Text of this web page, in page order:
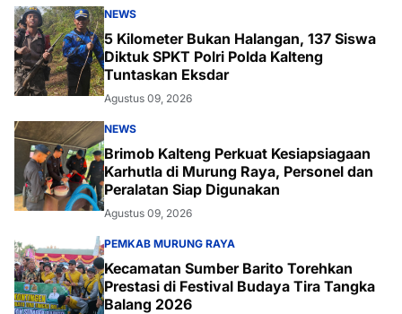
NEWS
5 Kilometer Bukan Halangan, 137 Siswa
Diktuk SPKT Polri Polda Kalteng
Tuntaskan Eksdar
Agustus 09, 2026
NEWS
Brimob Kalteng Perkuat Kesiapsiagaan
Karhutla di Murung Raya, Personel dan
Peralatan Siap Digunakan
Agustus 09, 2026
PEMKAB MURUNG RAYA
Kecamatan Sumber Barito Torehkan
Prestasi di Festival Budaya Tira Tangka
Balang 2026